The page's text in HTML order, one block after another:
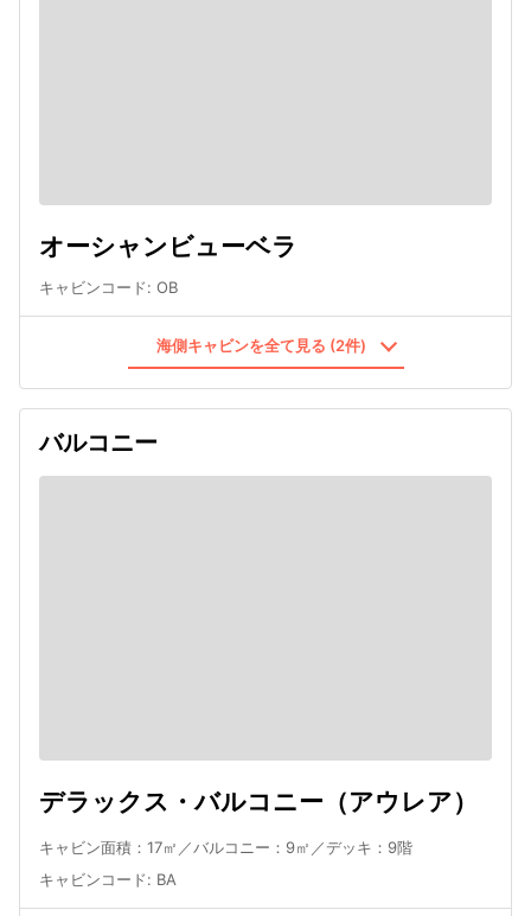
オーシャンビューベラ
キャビンコード: OB
海側キャビンを全て見る (2件)
バルコニー
デラックス・バルコニー（アウレア）
キャビン面積：17㎡／バルコニー：9㎡／デッキ：9階
キャビンコード: BA